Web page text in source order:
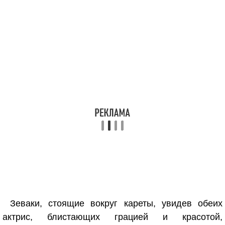
Зеваки, стоящие вокруг кареты, увидев обеих
актрис, блистающих грацией и красотой,